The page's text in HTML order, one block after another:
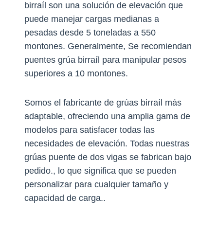
birraíl son una solución de elevación que
puede manejar cargas medianas a
pesadas desde 5 toneladas a 550
montones. Generalmente, Se recomiendan
puentes grúa birraíl para manipular pesos
superiores a 10 montones.
Somos el fabricante de grúas birraíl más
adaptable, ofreciendo una amplia gama de
modelos para satisfacer todas las
necesidades de elevación. Todas nuestras
grúas puente de dos vigas se fabrican bajo
pedido., lo que significa que se pueden
personalizar para cualquier tamaño y
capacidad de carga..